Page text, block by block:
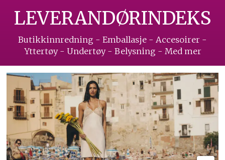
LEVERANDØRINDEKS
Butikkinnredning - Emballasje - Accesoirer -
Yttertøy - Undertøy - Belysning - Med mer